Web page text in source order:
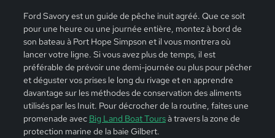
Ford Savory est un guide de pêche inuit agréé. Que ce soit
pour une heure ou une journée entière, montez à bord de
son bateau à Port Hope Simpson et il vous montrera où
lancer votre ligne. Si vous avez plus de temps, il est
préférable de prévoir une demi-journée ou plus pour pêcher
et déguster vos prises le long du rivage et en apprendre
davantage sur les méthodes de conservation des aliments
utilisés par les Inuit. Pour décrocher de la routine, faites une
promenade avec Big Land Boat Toursà travers la zone de
protection marine de la baie Gilbert.